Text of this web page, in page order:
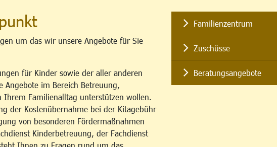
um das wir unsere Angebote für Sie
für Kinder sowie der aller anderen
Angebote im Bereich Betreuung,
Ihrem Familienalltag unterstützen wollen.
der Kostenübernahme bei der Kitagebühr
von besonderen Fördermaßnahmen
Kinderbetreuung, der Fachdienst
Familienzentrum
Zuschüsse
Beratungsangebote